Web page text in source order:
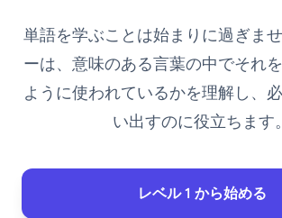
単語を学ぶことは始まりに過ぎま
ーは、意味のある言葉の中でそれ
ように使われているかを理解し、
い出すのに役立ちます。
レベル 1 から始める